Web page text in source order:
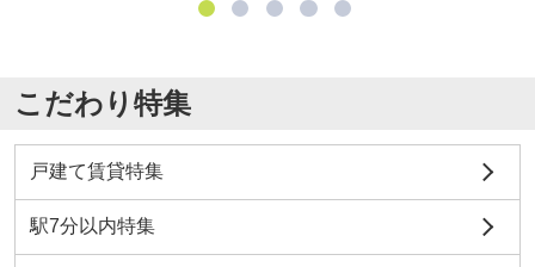
こだわり特集
戸建て賃貸特集
駅7分以内特集